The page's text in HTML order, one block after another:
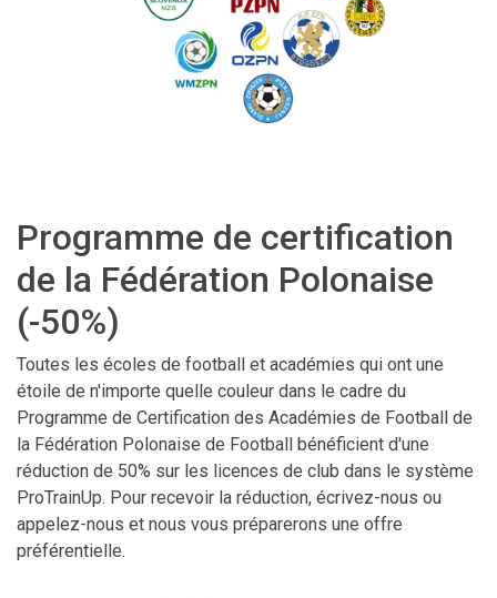
Programme de certification
de la Fédération Polonaise
(-50%)
Toutes les écoles de football et académies qui ont une
étoile de n'importe quelle couleur dans le cadre du
Programme de Certification des Académies de Football de
la Fédération Polonaise de Football bénéficient d'une
réduction de 50% sur les licences de club dans le système
ProTrainUp. Pour recevoir la réduction, écrivez-nous ou
appelez-nous et nous vous préparerons une offre
préférentielle.